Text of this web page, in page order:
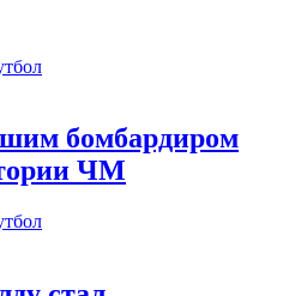
бомбардиром
ЧМ